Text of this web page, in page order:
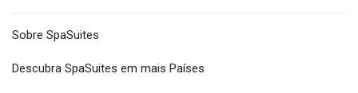
Sobre SpaSuites
Descubra SpaSuites em mais Países